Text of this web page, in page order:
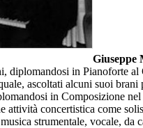
Giuseppe
diplomandosi in Pianoforte
ascoltati alcuni suoi
in Composizione
attività concertistica come
strumentale, vocale,